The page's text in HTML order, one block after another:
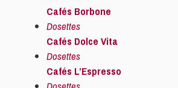
Cafés Borbone
Dosettes
Cafés Dolce Vita
Dosettes
Cafés L’Espresso